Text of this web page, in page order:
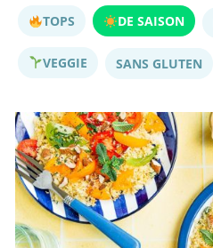
TOPS DE SAISON
VEGGIE SANS GLUTEN